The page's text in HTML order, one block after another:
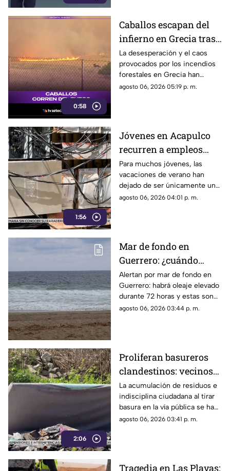
0:58
Caballos escapan del
infierno en Grecia tras
cuatro días de
incendios
descontrolados
La desesperación y el caos
provocados por los incendios
forestales en Grecia han
dejado imágenes
agosto 06, 2026 05:19 p. m.
1:56
Jóvenes en Acapulco
recurren a empleos
temporales ante el
próximo ciclo escolar
Para muchos jóvenes, las
vacaciones de verano han
dejado de ser únicamente un
periodo de descanso y
agosto 06, 2026 04:01 p. m.
Mar de fondo en
Guerrero: ¿cuándo
llegará y qué zonas de
Acapulco serán
afectadas?
Alertan por mar de fondo en
Guerrero: habrá oleaje elevado
durante 72 horas y estas son
las zonas de Acapulco con
agosto 06, 2026 03:44 p. m.
2:06
Proliferan basureros
clandestinos: vecinos
exigen conciencia y
sanciones más
estrictas
La acumulación de residuos e
indisciplina ciudadana al tirar
basura en la vía pública se ha
consolidado como un grave
agosto 06, 2026 03:41 p. m.
Tragedia en Las Playas: